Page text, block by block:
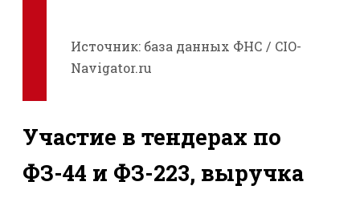
Источник: база данных ФНС / CIO-
Navigator.ru
Участие в тендерах по
ФЗ-44 и ФЗ-223, выручка